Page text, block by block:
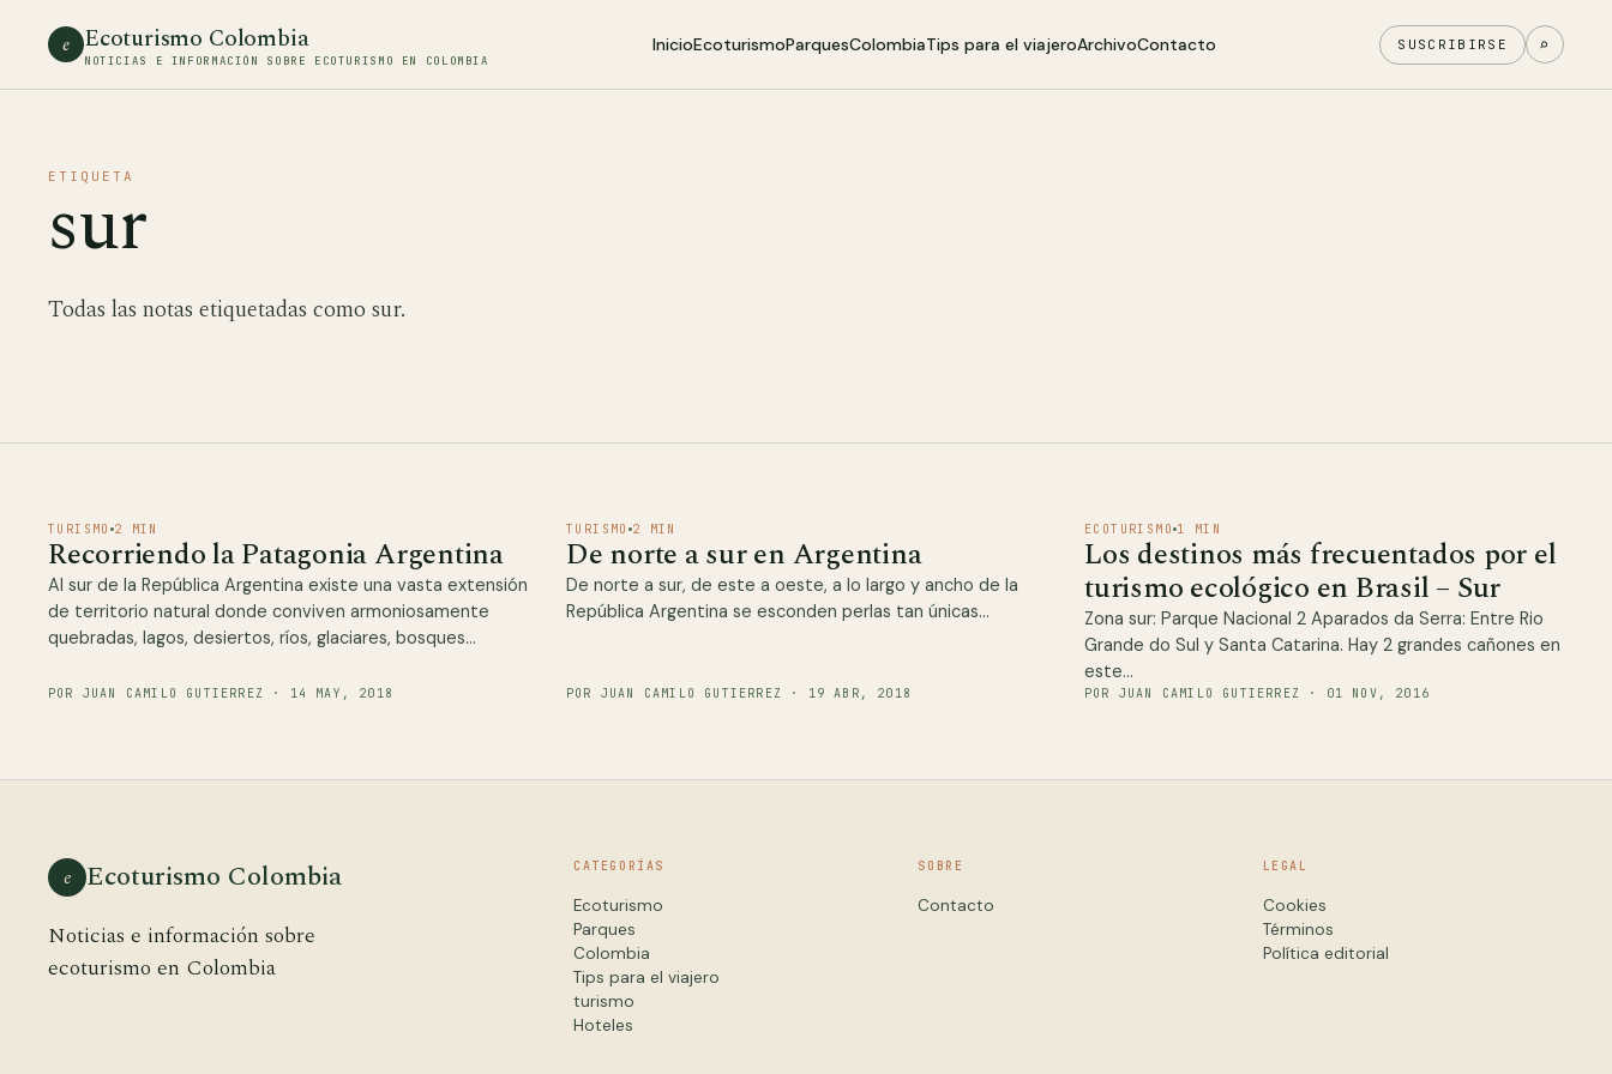
e Ecoturismo Colombia
NOTICIAS E INFORMACIÓN SOBRE ECOTURISMO EN COLOMBIA
InicioEcoturismoParquesColombiaTips para el viajeroArchivoContacto SUSCRIBIRSE ⌕
ETIQUETA
sur
Todas las notas etiquetadas como sur.
TURISMO 2 MIN
Recorriendo la Patagonia Argentina
Al sur de la República Argentina existe una vasta extensión
de territorio natural donde conviven armoniosamente
quebradas, lagos, desiertos, ríos, glaciares, bosques…
POR JUAN CAMILO GUTIERREZ · 14 MAY, 2018
TURISMO 2 MIN
De norte a sur en Argentina
De norte a sur, de este a oeste, a lo largo y ancho de la
República Argentina se esconden perlas tan únicas…
POR JUAN CAMILO GUTIERREZ · 19 ABR, 2018
ECOTURISMO 1 MIN
Los destinos más frecuentados por el
turismo ecológico en Brasil – Sur
Zona sur: Parque Nacional 2 Aparados da Serra: Entre Rio
Grande do Sul y Santa Catarina. Hay 2 grandes cañones en
este…
POR JUAN CAMILO GUTIERREZ · 01 NOV, 2016
e Ecoturismo Colombia
Noticias e información sobre
ecoturismo en Colombia
CATEGORÍAS
Ecoturismo
Parques
Colombia
Tips para el viajero
turismo
Hoteles
SOBRE
Contacto
LEGAL
Cookies
Términos
Política editorial